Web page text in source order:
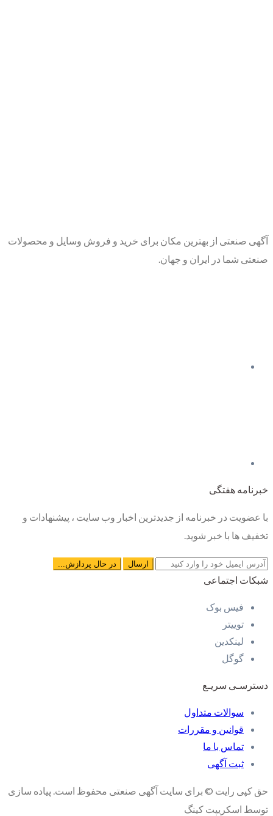
آگهی صنعتی از بهترین مکان برای خرید و فروش وسایل و محصولات
صنعتی شما در ایران و جهان.
خبرنامه هفتگی
با عضویت در خبرنامه از جدیدترین اخبار وب سایت ، پیشنهادات و
تخفیف ها با خبر شوید.
شبکات اجتماعی
فیس بوک
توییتر
لینکدین
گوگل
دسترسـی سریـع
سوالات متداول
قوانین و مقررات
تماس با ما
ثبت آگهی
حق کپی رایت © برای سایت آگهی صنعتی محفوظ است. پیاده سازی
توسط اسکریپت کینگ